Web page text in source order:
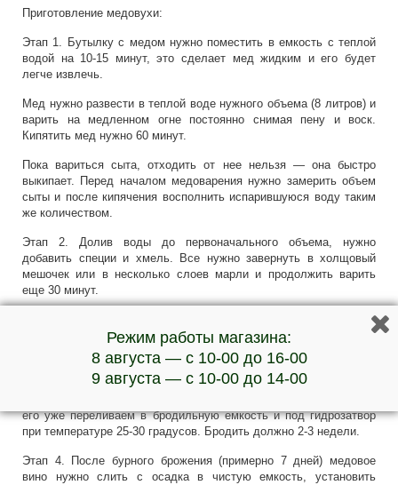
Приготовление медовухи:
Этап 1. Бутылку с медом нужно поместить в емкость с теплой
водой на 10-15 минут, это сделает мед жидким и его будет
легче извлечь.
Мед нужно развести в теплой воде нужного объема (8 литров) и
варить на медленном огне постоянно снимая пену и воск.
Кипятить мед нужно 60 минут.
Пока вариться сыта, отходить от нее нельзя — она быстро
выкипает. Перед началом медоварения нужно замерить объем
сыты и после кипячения восполнить испарившуюся воду таким
же количеством.
Этап 2. Долив воды до первоначального объема, нужно
добавить специи и хмель. Все нужно завернуть в холщовый
мешочек или в несколько слоев марли и продолжить варить
еще 30 минут.
Этап 3. Полученное пряное сусло остудить до 25-30 градусов и
внести специальныедрожжи для медовухи(важно охладить,
при высоких температурах дрожжи погибнут). Лучше сделать
закваску: в небольшое количество сыты (температурой не выше
25 градусов) добавить дрожжи и дать им активизироваться
его уже переливаем в бродильную емкость и под гидрозатвор
при температуре 25-30 градусов. Бродить должно 2-3 недели.
Этап 4. После бурного брожения (примерно 7 дней) медовое
вино нужно слить с осадка в чистую емкость, установить
Режим работы магазина:
8 августа — с 10-00 до 16-00
9 августа — с 10-00 до 14-00